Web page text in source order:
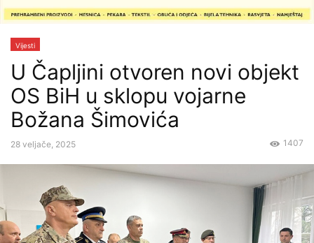
Vijesti
U Čapljini otvoren novi objekt
OS BiH u sklopu vojarne
Božana Šimovića
28 veljače, 2025 1407